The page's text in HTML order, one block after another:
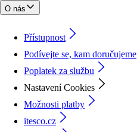
O nás
Přístupnost
Podívejte se, kam doručujeme
Poplatek za službu
Nastavení Cookies
Možnosti platby
itesco.cz